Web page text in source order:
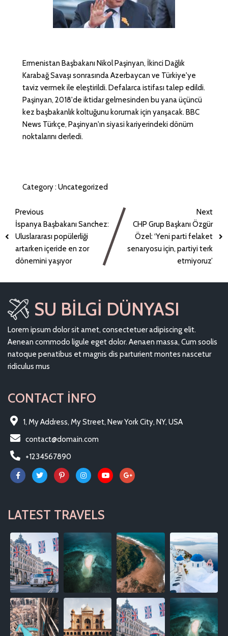
Ermenistan Başbakanı Nikol Paşinyan, İkinci Dağlık
Karabağ Savaşı sonrasında Azerbaycan ve Türkiye'ye
taviz vermek ile eleştirildi. Defalarca istifası talep edildi.
Paşinyan, 2018'de iktidar gelmesinden bu yana üçüncü
kez başbakanlık koltuğunu korumak için yarışacak. BBC
News Türkçe, Paşinyan'ın siyasi kariyerindeki dönüm
noktalarını derledi.
Category : Uncategorized
Previous
İspanya Başbakanı Sanchez:
Uluslararası popülerliği
artarken içeride en zor
dönemini yaşıyor
Next
CHP Grup Başkanı Özgür
Özel: ‘Yeni parti felaket
senaryosu için, partiyi terk
etmiyoruz’
SU BILGI DÜNYASI
Lorem ipsum dolor sit amet, consectetuer adipiscing elit.
Aenean commodo ligule eget dolor. Aenaen massa, Cum soolis
natoque penatibus et magnis dis parturient montes nascetur
ridiculus mus
CONTACT INFO
1, My Address, My Street, New York City, NY, USA
contact@domain.com
+1234567890
LATEST TRAVELS